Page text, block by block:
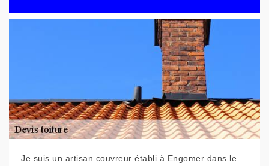
Je suis un artisan couvreur établi à Engomer dans le